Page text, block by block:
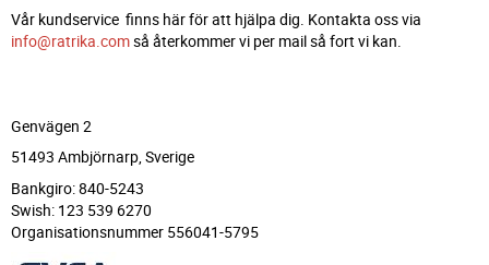
Vår kundservice finns här för att hjälpa dig. Kontakta oss via
info@ratrika.comså återkommer vi per mail så fort vi kan.
Genvägen 2
51493 Ambjörnarp, Sverige
Bankgiro: 840-5243
Swish: 123 539 6270
Organisationsnummer 556041-5795